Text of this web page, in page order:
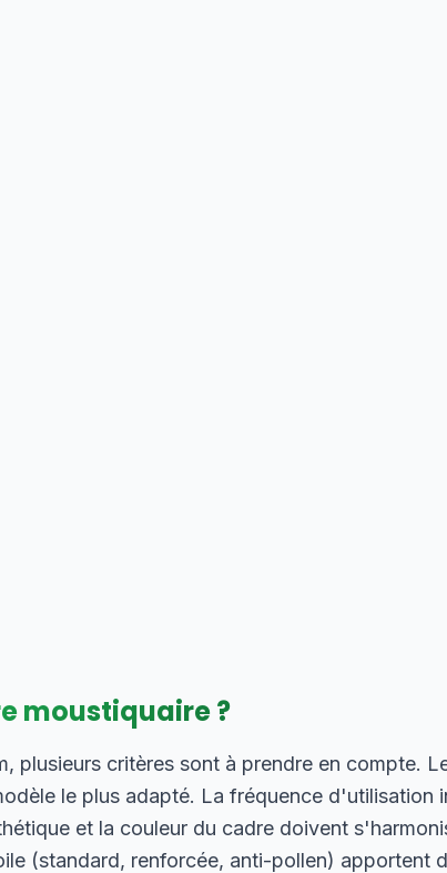
moustiquaire ?
plusieurs critères sont à prendre en compte.
le plus adapté. La fréquence d'utilisation
et la couleur du cadre doivent
(standard, renforcée, anti-pollen) apportent